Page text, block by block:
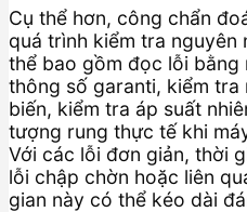
Cụ thể hơn, công chẩn
quá trình kiểm tra nguyên
thể bao gồm đọc lỗi bằng
thông số garanti, kiểm tra
biến, kiểm tra áp suất
tượng rung thực tế khi
Với các lỗi đơn giản, thời
lỗi chập chờn hoặc liên
gian này có thể kéo dài